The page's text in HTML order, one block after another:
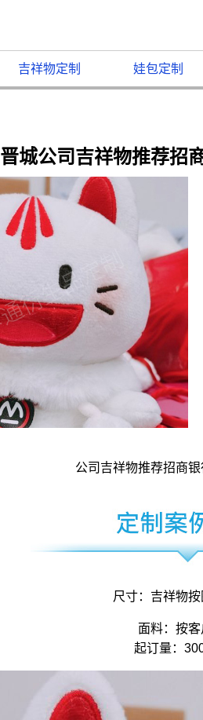
吉祥物定制 娃包定制
晋城公司吉祥物推荐招
公司吉祥物推荐招商
尺寸： 吉祥物按
面料：按
起订量：